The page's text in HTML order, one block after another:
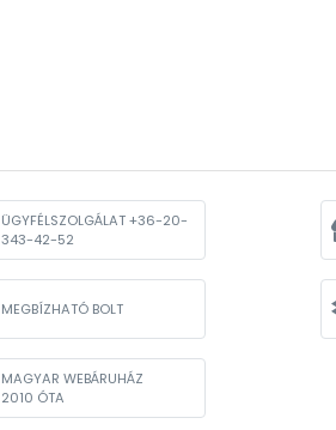
ÜGYFÉLSZOLGÁLAT +36-20-
343-42-52
MEGBÍZHATÓ BOLT
MAGYAR WEBÁRUHÁZ
2010 ÓTA